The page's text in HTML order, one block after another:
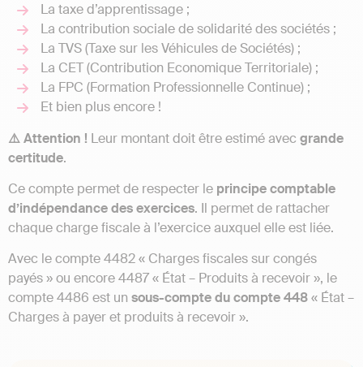
La taxe d’apprentissage ;
La contribution sociale de solidarité des sociétés ;
La TVS (Taxe sur les Véhicules de Sociétés) ;
La CET (Contribution Economique Territoriale) ;
La FPC (Formation Professionnelle Continue) ;
Et bien plus encore !
⚠️ Attention ! Leur montant doit être estimé avec grande
certitude.
Ce compte permet de respecter le principe comptable
d’indépendance des exercices. Il permet de rattacher
chaque charge fiscale à l’exercice auxquel elle est liée.
Avec le compte 4482 « Charges fiscales sur congés
payés » ou encore 4487 « État – Produits à recevoir », le
compte 4486 est un sous-compte du compte 448« État –
Charges à payer et produits à recevoir ».